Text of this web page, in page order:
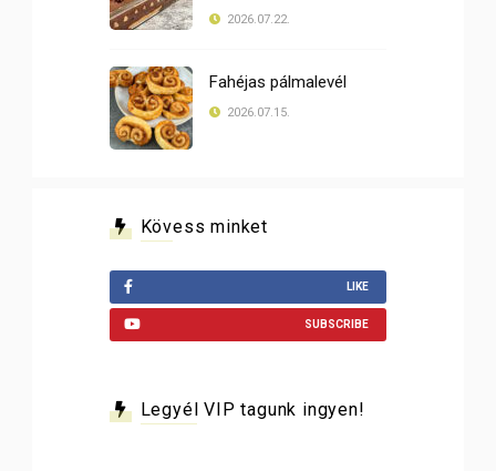
2026.07.22.
Fahéjas pálmalevél
2026.07.15.
Kövess minket
LIKE
SUBSCRIBE
Legyél VIP tagunk ingyen!